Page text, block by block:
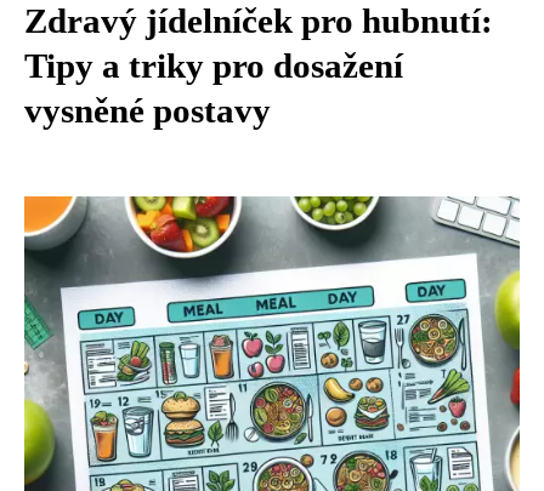
Zdravý jídelníček pro hubnutí:
Tipy a triky pro dosažení
vysněné postavy